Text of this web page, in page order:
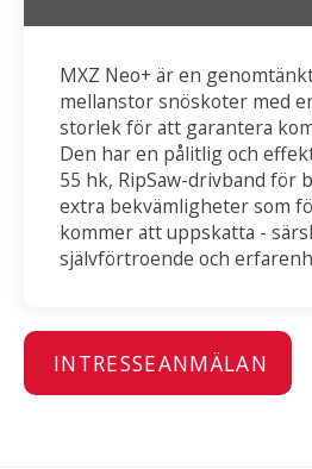
MXZ Neo+ är en
mellanstor snöskoter med
storlek för att garantera
Den har en pålitlig och
55 hk, RipSaw-drivband för
extra bekvämligheter som
kommer att uppskatta -
självförtroende och
INTRESSEANMÄLAN